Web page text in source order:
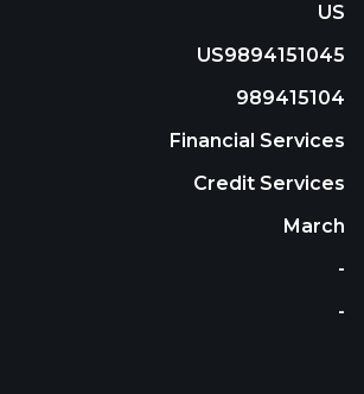
US
US9894151045
989415104
Financial Services
Credit Services
March
-
-